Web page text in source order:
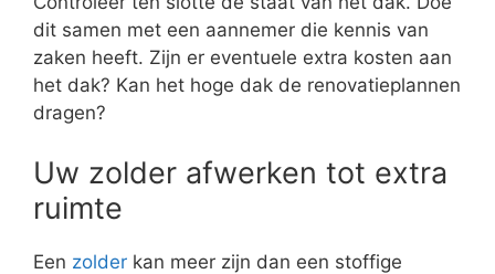
dit samen met een aannemer die kennis van
zaken heeft. Zijn er eventuele extra kosten aan
het dak? Kan het hoge dak de renovatieplannen
dragen?
Uw zolder afwerken tot extra
ruimte
Een zolder kan meer zijn dan een stoffige